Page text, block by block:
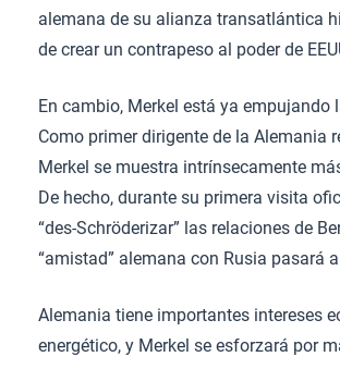
alemana de su alianza transatlántica
de crear un contrapeso al poder de
En cambio, Merkel está ya
Como primer dirigente de la Alemania
Merkel se muestra intrínsecamente
De hecho, durante su primera visita
“des-Schröderizar” las relaciones de
“amistad” alemana con Rusia pasará
Alemania tiene importantes intereses
energético, y Merkel se esforzará por